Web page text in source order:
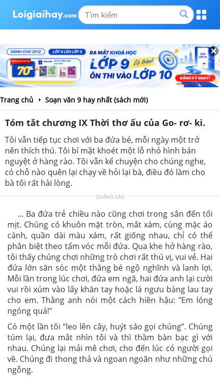
Trang chủ Soạn văn 9 hay nhất (sách mới)
Tóm tắt chương IX Thời thơ ấu của Go- rơ- ki.
Tôi vẫn tiếp tục chơi với ba đứa bé, mỗi ngày một trở
nên thích thú. Tôi bí mật khoét một lỗ nhỏ hình bán
nguyệt ở hàng rào. Tôi vẫn kể chuyện cho chúng nghe,
có chỗ nào quên lại chạy về hỏi lại bà, điều đó làm cho
bà tôi rất hài lòng.
QUẢNG CÁO
... Ba đứa trẻ chiều nào cũng chơi trong sân đến tối
mịt. Chúng có khuôn mặt tròn, mắt xám, cùng mặc áo
cánh, quần dài màu xám, rất giống nhau, chỉ có thể
phân biệt theo tẩm vóc mỗi đứa. Qua khe hở hàng rào,
tôi thấy chúng chơi những trò chơi rất thú vị, vui vẻ. Hai
đứa lớn săn sóc một thằng bé ngộ nghĩnh và lanh lợi.
Mỗi lần trong lúc chơi, đứa em ngã, hai đứa anh lại cười
vui rồi xúm vào lấy khăn tay hoặc lá ngưu bàng lau tay
cho em. Thằng anh nói một cách hiền hậu: "Em lóng
ngóng quá!"
Có một lần tôi “leo lên cây, huýt sáo gọi chúng”. Chúng
túm lại, đưa mắt nhìn tôi và thì thầm bàn bạc gì với
nhau. Chúng lại mải mê chơi, cho đến lúc có người gọi
về. Chúng đi thong thả và ngoan ngoãn như những chú
ngỗng.